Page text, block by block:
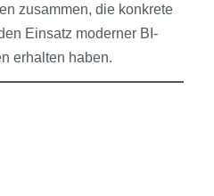
zusammen, die konkrete
Einsatz moderner BI-
erhalten haben.